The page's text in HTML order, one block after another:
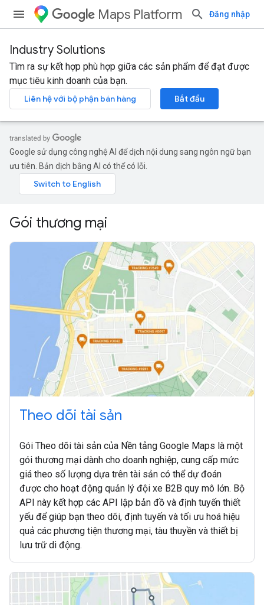
Maps Platform Đăng nhập
Industry Solutions
Tìm ra sự kết hợp phù hợp giữa các sản phẩm để đạt được
mục tiêu kinh doanh của bạn.
Liên hệ với bộ phận bán hàng Bắt đầu
Google sử dụng công nghệ AI để dịch nội dung sang ngôn ngữ bạn
ưu tiên. Bản dịch bằng AI có thể có lỗi.
Gói thương mại
Theo dõi tài sản
Gói Theo dõi tài sản của Nền tảng Google Maps là một
gói thương mại dành cho doanh nghiệp, cung cấp mức
giá theo số lượng dựa trên tài sản có thể dự đoán
được cho hoạt động quản lý đội xe B2B quy mô lớn. Bộ
API này kết hợp các API lập bản đồ và định tuyến thiết
yếu để giúp bạn theo dõi, định tuyến và tối ưu hoá hiệu
quả các phương tiện thương mại, tàu thuyền và thiết bị
lưu trữ di động.